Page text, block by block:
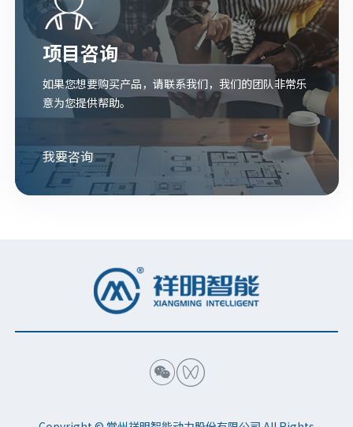
项目咨询
如果您想要购买产品，请联系我们，我们的团队非常乐
意为您提供帮助。
我要咨询
